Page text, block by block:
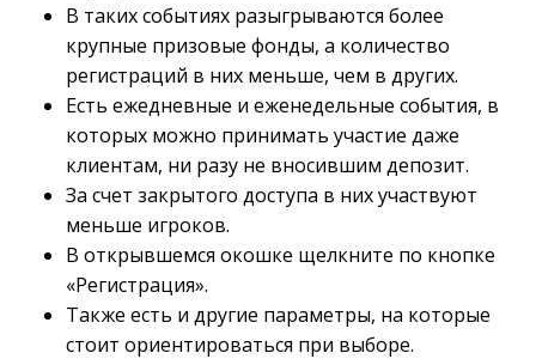
В таких событиях разыгрываются более
крупные призовые фонды, а количество
регистраций в них меньше, чем в других.
Есть ежедневные и еженедельные события, в
которых можно принимать участие даже
клиентам, ни разу не вносившим депозит.
За счет закрытого доступа в них участвуют
меньше игроков.
В открывшемся окошке щелкните по кнопке
«Регистрация».
Также есть и другие параметры, на которые
стоит ориентироваться при выборе.